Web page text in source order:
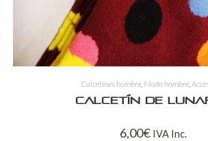
Calcetines hombre, Moda hombre,
Calcetín de
6,00€ IVA Inc.